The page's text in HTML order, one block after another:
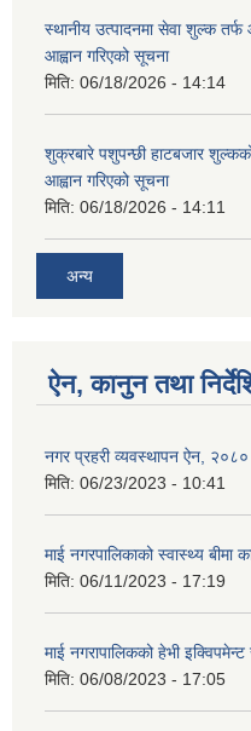
स्थानीय उत्पादनमा सेवा शुल्क
आह्वान गरिएको सूचना
मिति: 06/18/2026 - 14:14
शुक्रबारे पशुपन्छी हाटबजार
आह्वान गरिएको सूचना
मिति: 06/18/2026 - 14:11
अन्य
ऐन, कानुन तथा
नगर प्रहरी व्यवस्थापन ऐन, २०८०
मिति: 06/23/2023 - 10:41
माई नगरपालिकाको स्वास्थ्य बीमा
मिति: 06/11/2023 - 17:19
माई नगरापालिकको हेभी
मिति: 06/08/2023 - 17:05